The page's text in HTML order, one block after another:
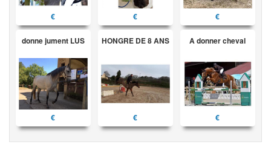
€ € €
donne jument LUS
€
HONGRE DE 8 ANS
€
A donner cheval
€